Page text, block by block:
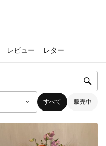
レビュー レター
すべて 販売中